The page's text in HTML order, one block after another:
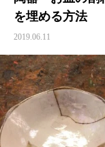
を埋める方法
2019.06.11